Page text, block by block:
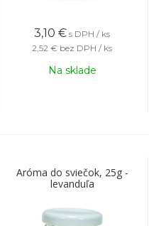
3,10 € s DPH / ks
2,52 € bez DPH / ks
Na sklade
Aróma do sviečok, 25g -
levanduľa